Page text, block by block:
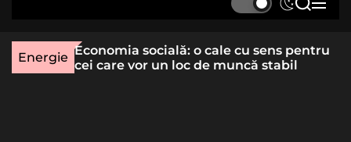
S
t
c
S
r
M
u
Energie
rară
Economia socială: o cale cu sens pentru
cei care vor un loc de muncă stabil